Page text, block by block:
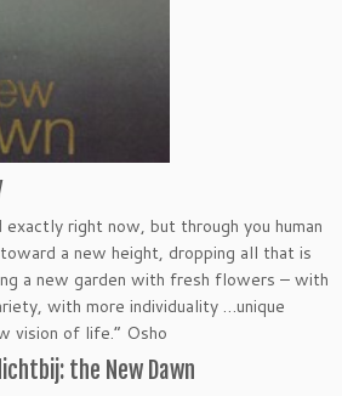
exactly right now, but through you human
a new height, dropping all that is
a new garden with fresh flowers – with
with more individuality …unique
vision of life.” Osho
the New Dawn